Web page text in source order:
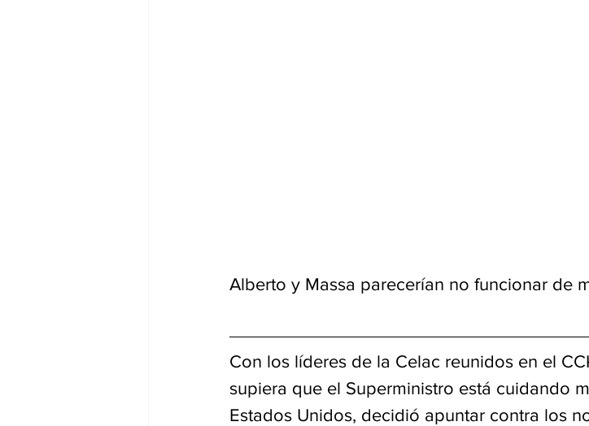
Alberto y Massa parecerían no funcionar de
Con los líderes de la Celac reunidos en el
supiera que el Superministro está cuidando
Estados Unidos, decidió apuntar contra los